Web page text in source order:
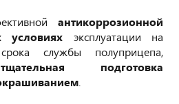
антикоррозионной
эксплуатации на
службы полуприцепа,
тщательная подготовка